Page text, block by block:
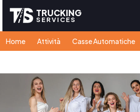
TRUCKING
SERVICES
Home Attività Casse Automatiche